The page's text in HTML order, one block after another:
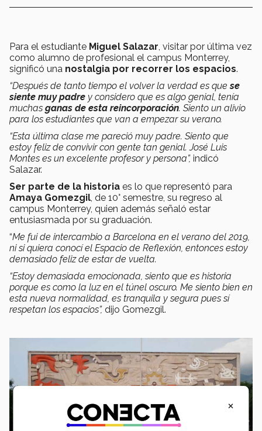
Para el estudiante Miguel Salazar, visitar por última vez
como alumno de profesional el campus Monterrey,
significó una nostalgia por recorrer los espacios.
“Después de tanto tiempo el volver la verdad es quese
siente muy padre y considero que es algo genial, tenía
muchas ganas de esta reincorporación. Siento un alivio
para los estudiantes que van a empezar su verano.
“Esta última clase me pareció muy padre. Siento que
estoy feliz de convivir con gente tan genial. José Luis
Montes es un excelente profesor y persona”, indicó
Salazar.
Ser parte de la historia es lo que representó para
Amaya Gomezgil, de 10° semestre, su regreso al
campus Monterrey, quien además señaló estar
entusiasmada por su graduación.
“Me fui de intercambio a Barcelona en el verano del 2019,
ni si quiera conocí el Espacio de Reflexión, entonces estoy
demasiado feliz de estar de vuelta.
“Estoy demasiada emocionada, siento que es historia
porque es como la luz en el túnel oscuro. Me siento bien en
esta nueva normalidad, es tranquila y segura pues sí
respetan los espacios”, dijo Gomezgil.
×